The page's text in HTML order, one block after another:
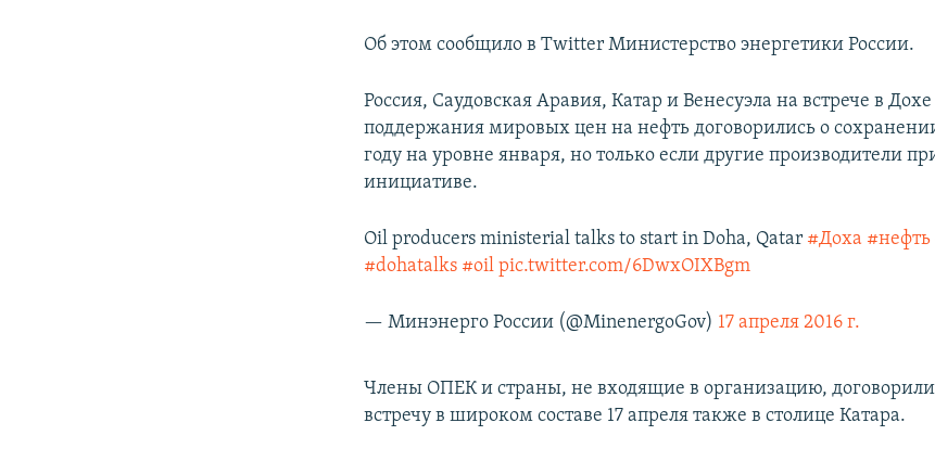
Об этом сообщило в Twitter Министерство энергетики России.
Россия, Саудовская Аравия, Катар и Венесуэла на встрече в
поддержания мировых цен на нефть договорились о
году на уровне января, но только если другие производители
инициативе.
Oil producers ministerial talks to start in Doha, Qatar #Доха #нефть
#dohatalks #oil pic.twitter.com/6DwxOIXBgm
— Минэнерго России (@MinenergoGov) 17 апреля 2016 г.
​Члены ОПЕК и страны, не входящие в организацию,
встречу в широком составе 17 апреля также в столице Катара.